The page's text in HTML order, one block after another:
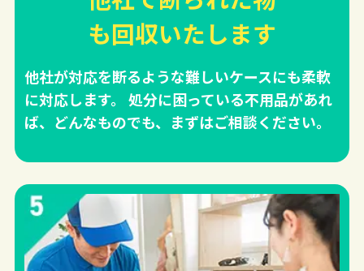
も回収いたします
他社が対応を断るような難しいケースにも柔軟
に対応します。 処分に困っている不用品があれ
ば、どんなものでも、まずはご相談ください。